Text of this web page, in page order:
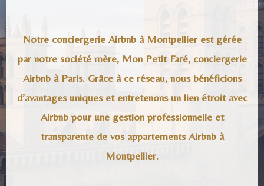
Notre conciergerie Airbnb à Montpellier est gérée
par notre société mère, Mon Petit Faré, conciergerie
Airbnb à Paris. Grâce à ce réseau, nous bénéficions
d’avantages uniques et entretenons un lien étroit avec
Airbnb pour une gestion professionnelle et
transparente de vos appartements Airbnb à
Montpellier.